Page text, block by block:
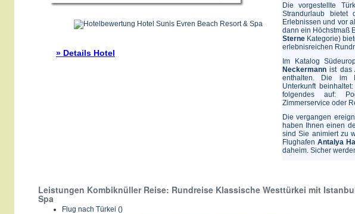
» Details Hotel
Die vorgestellte
Strandurlaub bietet
Erlebnissen und vor
dann ein Höchstmaß
Sterne Kategorie)
erlebnisreichen
Im Katalog
Neckermann ist das
enthalten. Die im
Unterkunft beinhaltet:
folgendes auf:
Zimmerservice oder
Die vergangen
haben Ihnen einen
sind Sie animiert zu
Flughafen Antalya
daheim. Sicher
Leistungen Kombiknüller Reise: Rundreise Klassische Westtürkei mit
Spa
Flug nach Türkei ()